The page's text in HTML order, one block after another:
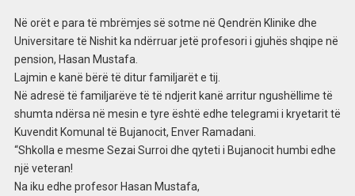
Në orët e para të mbrëmjes së sotme në Qendrën Klinike dhe
Universitare të Nishit ka ndërruar jetë profesori i gjuhës shqipe në
pension, Hasan Mustafa.
Lajmin e kanë bërë të ditur familjarët e tij.
Në adresë të familjarëve të të ndjerit kanë arritur ngushëllime të
shumta ndërsa në mesin e tyre është edhe telegrami i kryetarit të
Kuvendit Komunal të Bujanocit, Enver Ramadani.
“Shkolla e mesme Sezai Surroi dhe qyteti i Bujanocit humbi edhe
një veteran!
Na iku edhe profesor Hasan Mustafa,